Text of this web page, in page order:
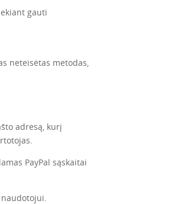
gauti
neteisėtas metodas,
adresą, kurį
PayPal sąskaitai